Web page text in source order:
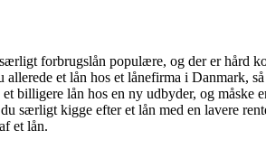
forbrugslån populære, og der er hård
et lån hos et lånefirma i Danmark,
billigere lån hos en ny udbyder, og
særligt kigge efter et lån med en lavere
et lån.